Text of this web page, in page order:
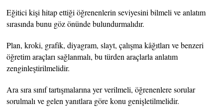
Eğitici kişi hitap ettiği öğrenenlerin seviyesini bilmeli ve anlatım
sırasında bunu göz önünde bulundurmalıdır.
Plan, kroki, grafik, diyagram, slayt, çalışma kâğıtları ve benzeri
öğretim araçları sağlanmalı, bu türden araçlarla anlatım
zenginleştirilmelidir.
Ara sıra sınıf tartışmalarına yer verilmeli, öğrenenlere sorular
sorulmalı ve gelen yanıtlara göre konu genişletilmelidir.